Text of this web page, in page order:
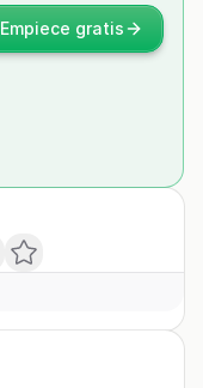
Empiece gratis